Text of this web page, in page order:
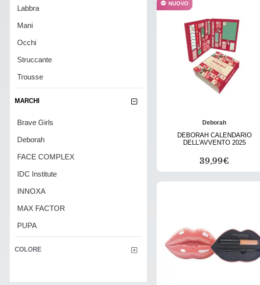
Labbra
Mani
Occhi
Struccante
Trousse
MARCHI
Brave Girls
Deborah
FACE COMPLEX
IDC Institute
INNOXA
MAX FACTOR
PUPA
COLORE
NUOVO
Deborah
DEBORAH CALENDARIO
DELL'AVVENTO 2025
39,99€